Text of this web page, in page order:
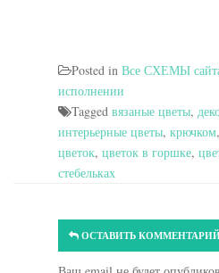
Posted in Все СХЕМЫ
исполнении
Tagged вязаные цветы,
интерьерные цветы, крючком,
цветок, цветок в горшке,
стебельках
ОСТАВИТЬ